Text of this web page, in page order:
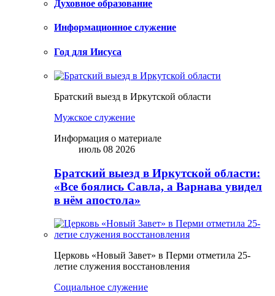
Духовное образование
Информационное служение
Год для Иисуса
Братский выезд в Иркутской области
Мужское служение
Информация о материале
июль 08 2026
Братский выезд в Иркутской области:
«Все боялись Савла, а Варнава увидел
в нём апостола»
Церковь «Новый Завет» в Перми отметила 25-
летие служения восстановления
Социальное служение